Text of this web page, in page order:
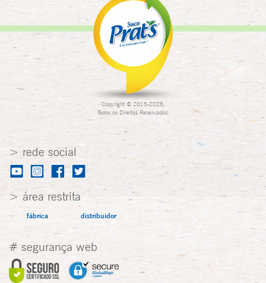
Copyright © 2015-2026,
Todos os Direitos Reservados.
> rede social
> área restrita
fábrica distribuidor
# segurança web